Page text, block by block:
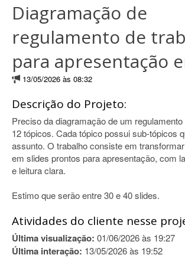
Diagramação de
regulamento de
para apresentação
13/05/2026 às 08:32
Descrição do Projeto:
Preciso da diagramação de um
12 tópicos. Cada tópico possui sub-tópicos
assunto. O trabalho consiste em
em slides prontos para apresentação, com
e leitura clara.
Estimo que serão entre 30 e 40 slides.
Atividades do cliente nesse
Última visualização: 01/06/2026 às 19:27
Última interação: 13/05/2026 às 19:52